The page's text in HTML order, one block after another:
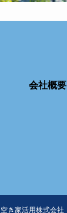
会社概要
空き家活用株式会社